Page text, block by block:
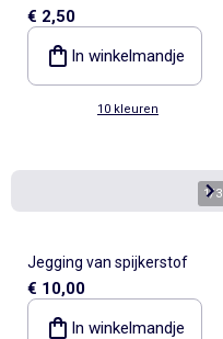
€ 2,50
In winkelmandje
10 kleuren
1/3
Jegging van spijkerstof
€ 10,00
In winkelmandje